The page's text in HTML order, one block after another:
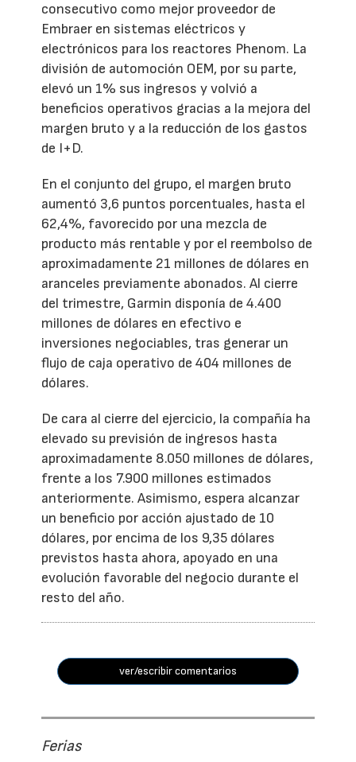
consecutivo como mejor proveedor de
Embraer en sistemas eléctricos y
electrónicos para los reactores Phenom. La
división de automoción OEM, por su parte,
elevó un 1% sus ingresos y volvió a
beneficios operativos gracias a la mejora del
margen bruto y a la reducción de los gastos
de I+D.
En el conjunto del grupo, el margen bruto
aumentó 3,6 puntos porcentuales, hasta el
62,4%, favorecido por una mezcla de
producto más rentable y por el reembolso de
aproximadamente 21 millones de dólares en
aranceles previamente abonados. Al cierre
del trimestre, Garmin disponía de 4.400
millones de dólares en efectivo e
inversiones negociables, tras generar un
flujo de caja operativo de 404 millones de
dólares.
De cara al cierre del ejercicio, la compañía ha
elevado su previsión de ingresos hasta
aproximadamente 8.050 millones de dólares,
frente a los 7.900 millones estimados
anteriormente. Asimismo, espera alcanzar
un beneficio por acción ajustado de 10
dólares, por encima de los 9,35 dólares
previstos hasta ahora, apoyado en una
evolución favorable del negocio durante el
resto del año.
ver/escribir comentarios
Ferias